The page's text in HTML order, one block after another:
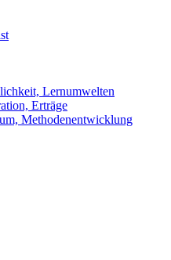
Lernumwelten
Erträge
Methodenentwicklung